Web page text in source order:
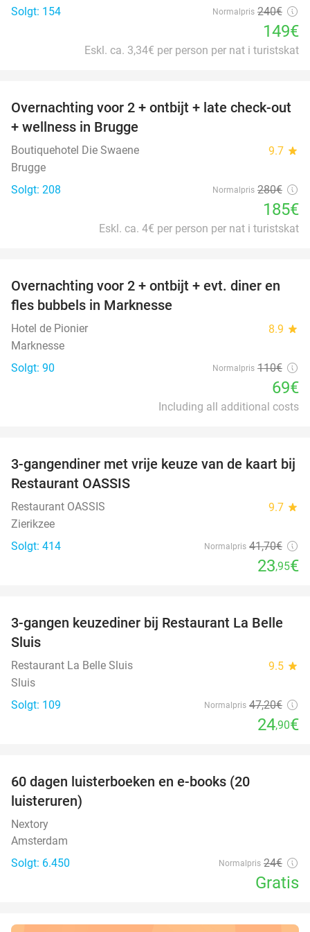
Solgt: 154 Normalpris 240€
149€
Eskl. ca. 3,34€ per person per nat i turistskat
34%
Overnachting voor 2 + ontbijt + late check-out
+ wellness in Brugge
Boutiquehotel Die Swaene 9.7 star
Brugge
Solgt: 208
Normalpris 280€
185€
Eskl. ca. 4€ per person per nat i turistskat
37%
Overnachting voor 2 + ontbijt + evt. diner en
fles bubbels in Marknesse
Hotel de Pionier 8.9 star
Marknesse
Solgt: 90
Normalpris 110€
69€
Including all additional costs
43%
3-gangendiner met vrije keuze van de kaart bij
Restaurant OASSIS
Restaurant OASSIS 9.7 star
Zierikzee
Solgt: 414
Normalpris 41,70€
23,95€
47%
3-gangen keuzediner bij Restaurant La Belle
Sluis
Restaurant La Belle Sluis 9.5 star
Sluis
Solgt: 109
Normalpris 47,20€
24,90€
60 dagen luisterboeken en e-books (20
luisteruren)
Nextory
Amsterdam
Solgt: 6.450
Normalpris 24€
Gratis